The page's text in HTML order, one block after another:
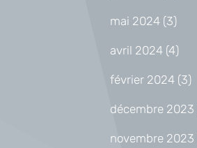
mai 2024 (3)
avril 2024 (4)
février 2024 (3)
décembre 2023
novembre 2023